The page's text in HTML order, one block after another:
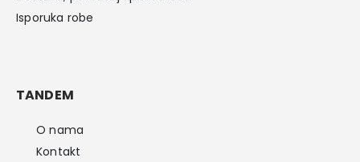
Isporuka robe
TANDEM
O nama
Kontakt